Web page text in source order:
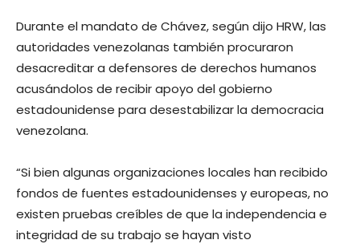
Durante el mandato de Chávez, según dijo HRW, las
autoridades venezolanas también procuraron
desacreditar a defensores de derechos humanos
acusándolos de recibir apoyo del gobierno
estadounidense para desestabilizar la democracia
venezolana.
“Si bien algunas organizaciones locales han recibido
fondos de fuentes estadounidenses y europeas, no
existen pruebas creíbles de que la independencia e
integridad de su trabajo se hayan visto